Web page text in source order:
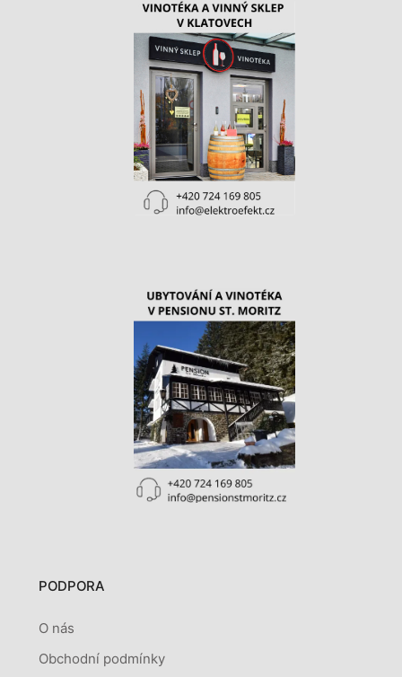
PODPORA
O nás
Obchodní podmínky